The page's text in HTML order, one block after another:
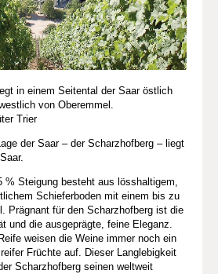
in einem Seitental der Saar östlich
von Oberemmel.
Trier
der Saar – der Scharzhofberg – liegt
% Steigung besteht aus lösshaltigem,
Schieferboden mit einem bis zu
Prägnant für den Scharzhofberg ist die
und die ausgeprägte, feine Eleganz.
weisen die Weine immer noch ein
Früchte auf. Dieser Langlebigkeit
Scharzhofberg seinen weltweit